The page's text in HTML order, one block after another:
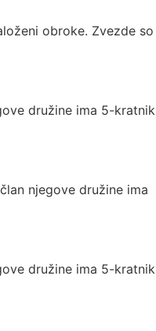
obroke. Zvezde so
družine ima 5-kratnik
njegove družine ima
družine ima 5-kratnik